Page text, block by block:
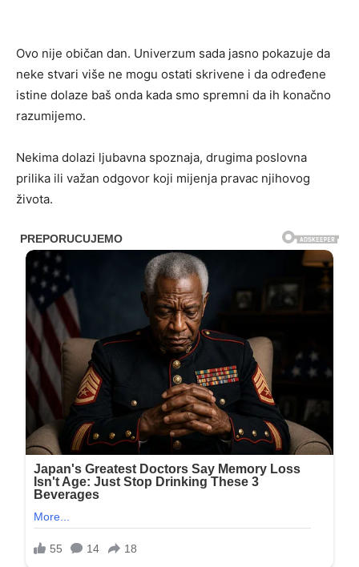
Ovo nije običan dan. Univerzum sada jasno pokazuje da
neke stvari više ne mogu ostati skrivene i da određene
istine dolaze baš onda kada smo spremni da ih konačno
razumijemo.
Nekima dolazi ljubavna spoznaja, drugima poslovna
prilika ili važan odgovor koji mijenja pravac njihovog
života.